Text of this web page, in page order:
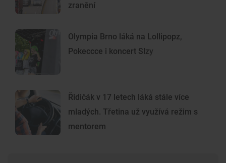
zranění
Olympia Brno láká na Lollipopz,
Pokeccce i koncert Slzy
Řidičák v 17 letech láká stále více
mladých. Třetina už využívá režim s
mentorem